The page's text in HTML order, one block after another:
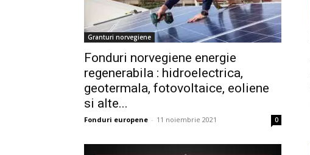
Granturi norvegiene
Fonduri norvegiene energie
regenerabila : hidroelectrica,
geotermala, fotovoltaice, eoliene
si alte...
Fonduri europene - 11 noiembrie 2021 0